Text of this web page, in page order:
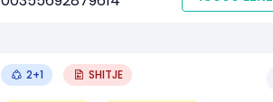
2+1 SHITJE